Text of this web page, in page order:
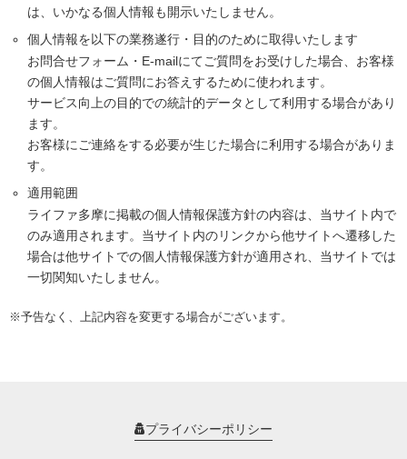
は、いかなる個人情報も開示いたしません。
個人情報を以下の業務遂行・目的のために取得いたします
お問合せフォーム・E-mailにてご質問をお受けした場合、お客様
の個人情報はご質問にお答えするために使われます。
サービス向上の目的での統計的データとして利用する場合があり
ます。
お客様にご連絡をする必要が生じた場合に利用する場合がありま
す。
適用範囲
ライファ多摩に掲載の個人情報保護方針の内容は、当サイト内で
のみ適用されます。当サイト内のリンクから他サイトへ遷移した
場合は他サイトでの個人情報保護方針が適用され、当サイトでは
一切関知いたしません。
※予告なく、上記内容を変更する場合がございます。
プライバシーポリシー